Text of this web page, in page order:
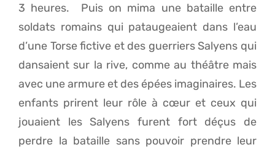
3 heures. Puis on mima une bataille entre
soldats romains qui pataugeaient dans l’eau
d’une Torse fictive et des guerriers Salyens qui
dansaient sur la rive, comme au théâtre mais
avec une armure et des épées imaginaires. Les
enfants prirent leur rôle à cœur et ceux qui
jouaient les Salyens furent fort déçus de
perdre la bataille sans pouvoir prendre leur